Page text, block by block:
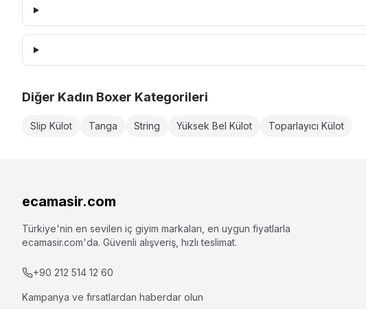
Diğer Kadın Boxer Kategorileri
Slip Külot Tanga String Yüksek Bel Külot Toparlayıcı Külot
ecamasir.com
Türkiye'nin en sevilen iç giyim markaları, en uygun fiyatlarla
ecamasir.com'da. Güvenli alışveriş, hızlı teslimat.
+90 212 514 12 60
Kampanya ve fırsatlardan haberdar olun